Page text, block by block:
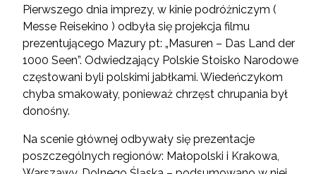
Pierwszego dnia imprezy, w kinie podróżniczym (
Messe Reisekino ) odbyła się projekcja filmu
prezentującego Mazury pt: „Masuren – Das Land der
1000 Seen”. Odwiedzający Polskie Stoisko Narodowe
częstowani byli polskimi jabłkami. Wiedeńczykom
chyba smakowały, ponieważ chrzęst chrupania był
donośny.
Na scenie głównej odbywały się prezentacje
poszczególnych regionów: Małopolski i Krakowa,